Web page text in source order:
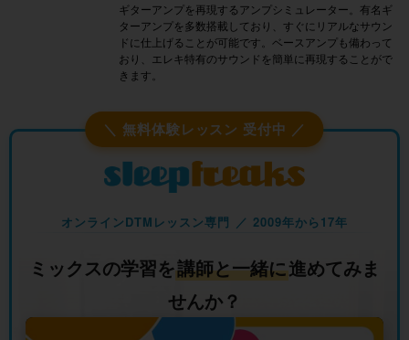
ギターアンプを再現するアンプシミュレーター。有名ギ
ターアンプを多数搭載しており、すぐにリアルなサウン
ドに仕上げることが可能です。ベースアンプも備わって
おり、エレキ特有のサウンドを簡単に再現することがで
きます。
＼ 無料体験レッスン 受付中 ／
オンラインDTMレッスン専門 ／ 2009年から17年
ミックスの学習を講師と一緒に進めてみま
せんか？